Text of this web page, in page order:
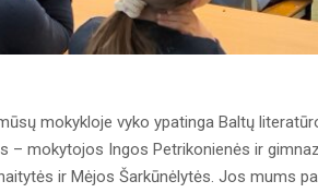
mokykloje vyko ypatinga Baltų
– mokytojos Ingos Petrikonienės ir
ir Mėjos Šarkūnėlytės. Jos mums